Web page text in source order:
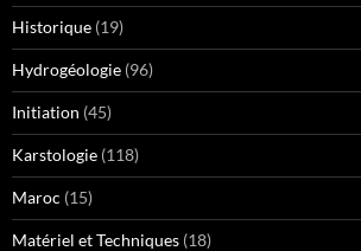
Historique (19)
Hydrogéologie (96)
Initiation (45)
Karstologie (118)
Maroc (15)
Matériel et Techniques (18)